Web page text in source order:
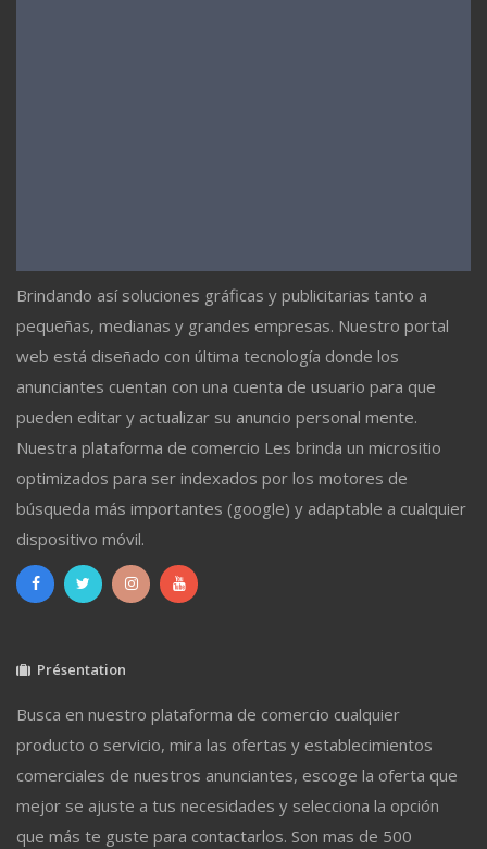
Brindando así soluciones gráficas y publicitarias tanto a
pequeñas, medianas y grandes empresas. Nuestro portal
web está diseñado con última tecnología donde los
anunciantes cuentan con una cuenta de usuario para que
pueden editar y actualizar su anuncio personal mente.
Nuestra plataforma de comercio Les brinda un micrositio
optimizados para ser indexados por los motores de
búsqueda más importantes (google) y adaptable a cualquier
dispositivo móvil.
Présentation
Busca en nuestro plataforma de comercio cualquier
producto o servicio, mira las ofertas y establecimientos
comerciales de nuestros anunciantes, escoge la oferta que
mejor se ajuste a tus necesidades y selecciona la opción
que más te guste para contactarlos. Son mas de 500